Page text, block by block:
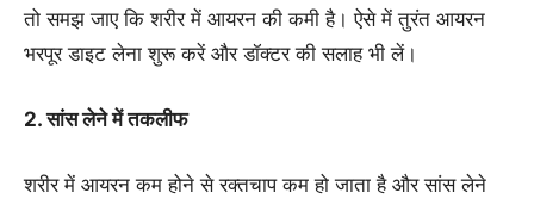
तो समझ जाए कि शरीर में आयरन की कमी है। ऐसे में तुरंत आयरन
भरपूर डाइट लेना शुरू करें और डॉक्टर की सलाह भी लें।
2. सांस लेने में तकलीफ
शरीर में आयरन कम होने से रक्तचाप कम हो जाता है और सांस लेने